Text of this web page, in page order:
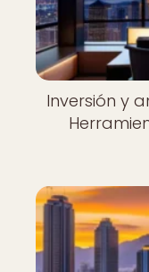
Inversión y